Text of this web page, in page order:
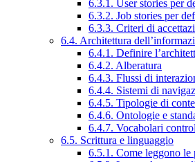
6.3.1. User stories per
6.3.2. Job stories per
6.3.3. Criteri di
6.4. Architettura
6.4.1. Definire
6.4.2. Alberatura
6.4.3. Flussi di
6.4.4. Sistemi di
6.4.5. Tipologie di
6.4.6. Ontologie e
6.4.7. Vocabolari
6.5. Scrittura e linguaggio
6.5.1. Come leggono le